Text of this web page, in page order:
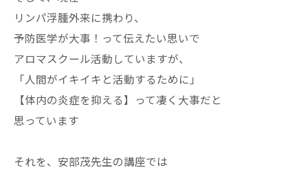
リンパ浮腫外来に携わり、
予防医学が大事！って伝えたい思いで
アロマスクール活動していますが、
「人間がイキイキと活動するために」
【体内の炎症を抑える】って凄く大事だと
思っています
それを、安部茂先生の講座では